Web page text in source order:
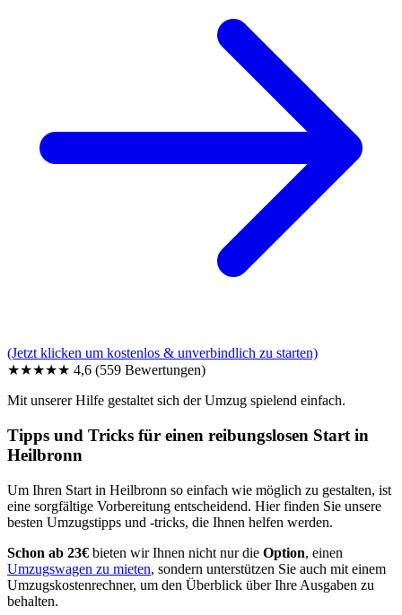
(Jetzt klicken um kostenlos & unverbindlich zu starten)
★★★★★ 4,6 (559 Bewertungen)
Mit unserer Hilfe gestaltet sich der Umzug spielend einfach.
Tipps und Tricks für einen reibungslosen Start in
Heilbronn
Um Ihren Start in Heilbronn so einfach wie möglich zu gestalten, ist
eine sorgfältige Vorbereitung entscheidend. Hier finden Sie unsere
besten Umzugstipps und -tricks, die Ihnen helfen werden.
Schon ab 23€ bieten wir Ihnen nicht nur die Option, einen
Umzugswagen zu mieten, sondern unterstützen Sie auch mit einem
Umzugskostenrechner, um den Überblick über Ihre Ausgaben zu
behalten.